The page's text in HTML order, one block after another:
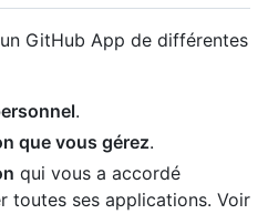
GitHub App de différentes
.
que vous gérez.
qui vous a accordé
toutes ses applications. Voir